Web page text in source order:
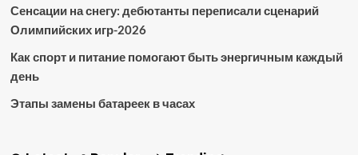
Сенсации на снегу: дебютанты переписали сценарий
Олимпийских игр-2026
Как спорт и питание помогают быть энергичным каждый
день
Этапы замены батареек в часах